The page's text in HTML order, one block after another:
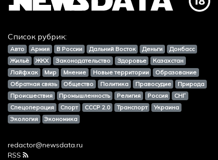
Список рубрик:
Авто Армия В России Дальний Восток Деньги
Донбасс
Жильё
ЖКХ Законодательство Здоровье
Казахстан
Лайфхак
Мир Мнение Новые территории
Образование
Обратная связь
Общество Политика Правосудие
Природа
Происшествия
Промышленность Религия Россия
СНГ
Спецоперация
Спорт СССР 2.0 Транспорт
Украина
Экология
Экономика
redactor@newsdata.ru
RSS